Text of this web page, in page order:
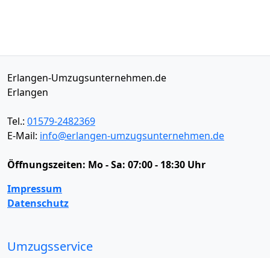
Erlangen-Umzugsunternehmen.de
Erlangen
Tel.: 01579-2482369
E-Mail: info@erlangen-umzugsunternehmen.de
Öffnungszeiten: Mo - Sa: 07:00 - 18:30 Uhr
Impressum
Datenschutz
Umzugsservice